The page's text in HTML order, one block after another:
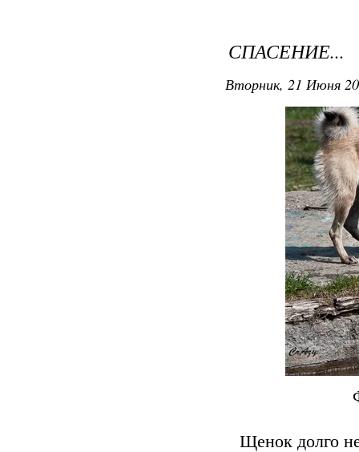
СПАСЕНИЕ...
Вторник, 21 Июня
Щенок долго